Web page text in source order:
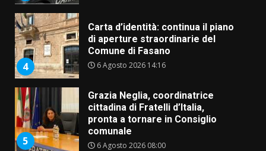
4
Carta d’identità: continua il piano
di aperture straordinarie del
Comune di Fasano
6 Agosto 2026 14:16
5
Grazia Neglia, coordinatrice
cittadina di Fratelli d’Italia,
pronta a tornare in Consiglio
comunale
6 Agosto 2026 08:00